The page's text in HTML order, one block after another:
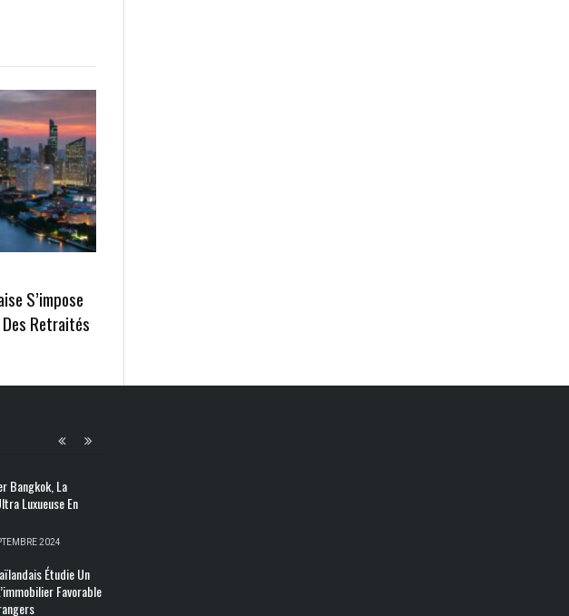
S’impose
Retraités
Bangkok, La
Luxueuse En
2024
Étudie Un
Favorable